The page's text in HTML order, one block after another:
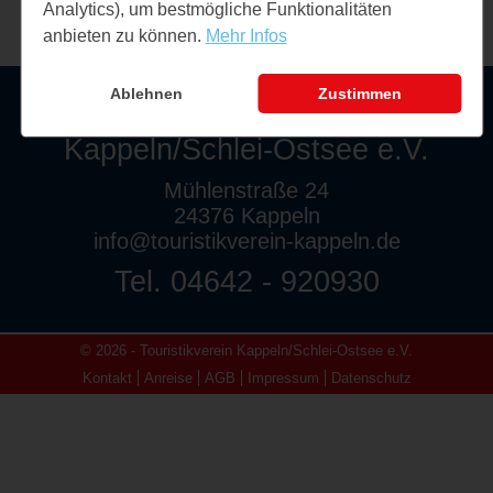
Touristikverein
Kappeln/Schlei-Ostsee e.V.
Mühlenstraße 24
24376 Kappeln
info@touristikverein-kappeln.de
Tel. 04642 - 920930
© 2026 - Touristikverein Kappeln/Schlei-Ostsee e.V.
Kontakt
Anreise AGB Impressum Datenschutz
Analytics), um bestmögliche Funktionalitäten
anbieten zu können. Mehr Infos
Ablehnen Zustimmen